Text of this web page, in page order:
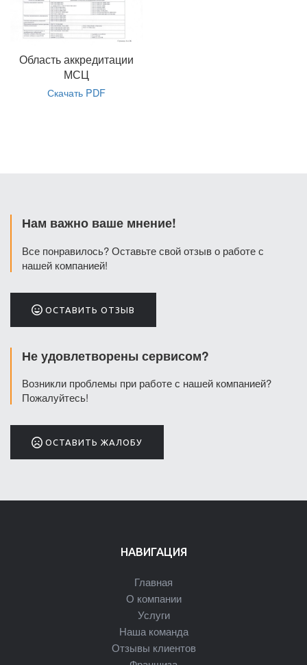
Область аккредитации
МСЦ
Скачать PDF
Нам важно ваше мнение!
Все понравилось? Оставьте свой отзыв о работе с
нашей компанией!
ОСТАВИТЬ ОТЗЫВ
Не удовлетворены сервисом?
Возникли проблемы при работе с нашей компанией?
Пожалуйтесь!
ОСТАВИТЬ ЖАЛОБУ
НАВИГАЦИЯ
Главная
О компании
Услуги
Наша команда
Отзывы клиентов